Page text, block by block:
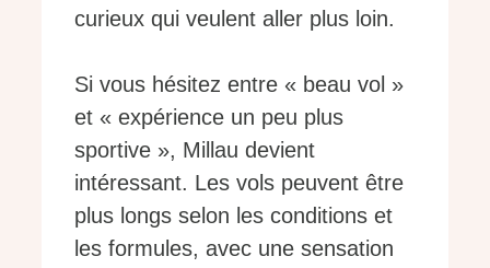
curieux qui veulent aller plus loin.
Si vous hésitez entre « beau vol »
et « expérience un peu plus
sportive », Millau devient
intéressant. Les vols peuvent être
plus longs selon les conditions et
les formules, avec une sensation